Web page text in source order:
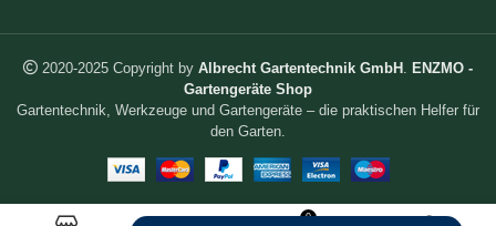
2020-2025 Copyright by Albrecht Gartentechnik GmbH
ENZMO -
Gartengeräte Shop
Gartentechnik, Werkzeuge und Gartengeräte – die praktischen Helfer für
den Garten.
0